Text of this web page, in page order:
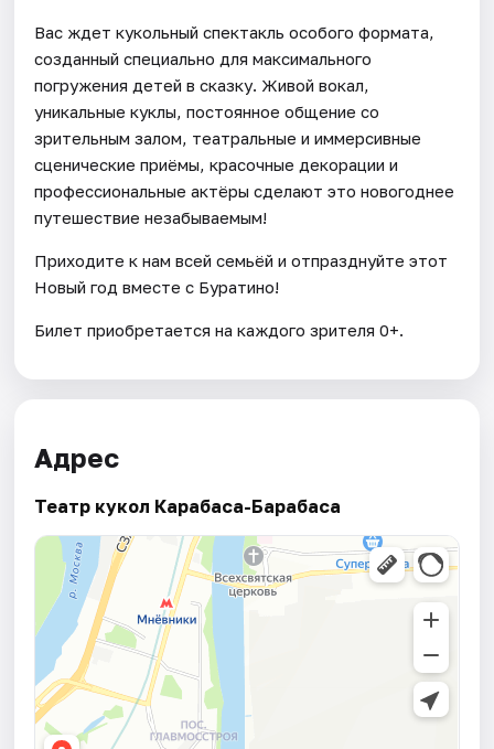
Вас ждет кукольный спектакль особого формата,
созданный специально для максимального
погружения детей в сказку. Живой вокал,
уникальные куклы, постоянное общение со
зрительным залом, театральные и иммерсивные
сценические приёмы, красочные декорации и
профессиональные актёры сделают это новогоднее
путешествие незабываемым!
Приходите к нам всей семьёй и отпразднуйте этот
Новый год вместе с Буратино!
Билет приобретается на каждого зрителя 0+.
Адрес
Театр кукол Карабаса-Барабаса